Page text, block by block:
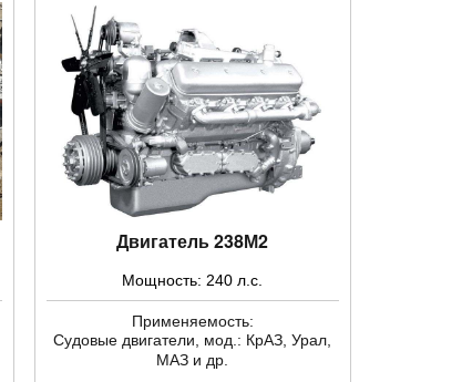
Двигатель 238М2
Мощность: 240 л.с.
Применяемость:
Судовые двигатели, мод.: КрАЗ, Урал,
МАЗ и др.